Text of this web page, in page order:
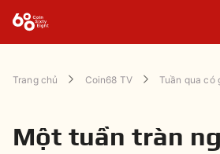
Trang chủ Coin68 TV Tuần qua có
Một tuần tràn